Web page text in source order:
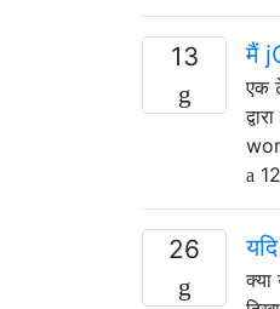
13 मैं
एक
26
क्या